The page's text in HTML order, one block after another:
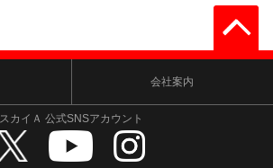
会社案内
スカイＡ 公式SNSアカウント